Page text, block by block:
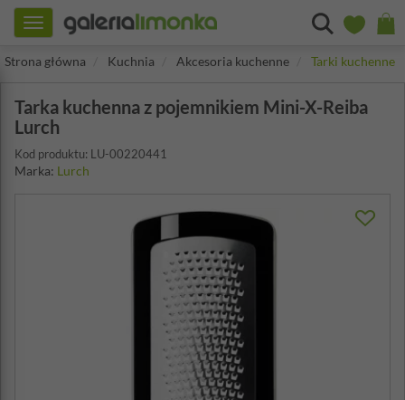
Toggle
navigation
Strona główna
Kuchnia Akcesoria kuchenne Tarki kuchenne
Tarka kuchenna z pojemnikiem Mini-X-Reiba
Lurch
Kod produktu: LU-00220441
Marka: Lurch